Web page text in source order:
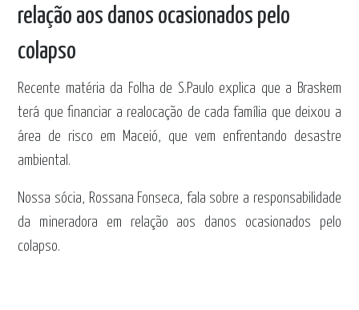
relação aos danos ocasionados pelo
colapso
Recente matéria da Folha de S.Paulo explica que a Braskem
terá que financiar a realocação de cada família que deixou a
área de risco em Maceió, que vem enfrentando desastre
ambiental.
Nossa sócia, Rossana Fonseca, fala sobre a responsabilidade
da mineradora em relação aos danos ocasionados pelo
colapso.